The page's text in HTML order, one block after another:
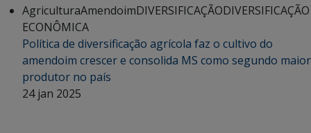
AgriculturaAmendoimDIVERSIFICAÇÃODIVERSIFICAÇÃO
ECONÔMICA
Política de diversificação agrícola faz o cultivo do
amendoim crescer e consolida MS como segundo maior
produtor no país
24 jan 2025